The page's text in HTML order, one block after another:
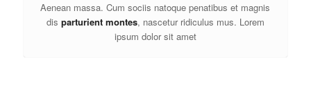
Aenean massa. Cum sociis natoque penatibus et magnis
dis parturient montes, nascetur ridiculus mus. Lorem
ipsum dolor sit amet